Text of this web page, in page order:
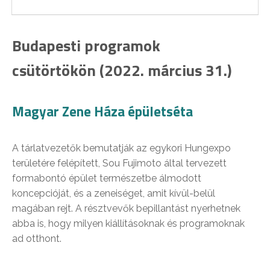
Budapesti programok
csütörtökön (2022. március 31.)
Magyar Zene Háza épületséta
A tárlatvezetők bemutatják az egykori Hungexpo
területére felépített, Sou Fujimoto által tervezett
formabontó épület természetbe álmodott
koncepcióját, és a zeneiséget, amit kívül-belül
magában rejt. A résztvevők bepillantást nyerhetnek
abba is, hogy milyen kiállításoknak és programoknak
ad otthont.